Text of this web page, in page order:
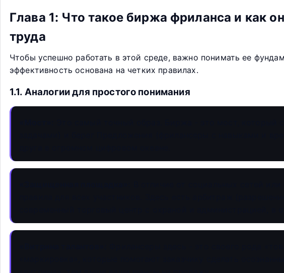
Глава 1: Что такое биржа фриланса и как
труда
Чтобы успешно работать в этой среде, важно понимать ее
эффективность основана на четких правилах.
1.1. Аналогии для простого понимания